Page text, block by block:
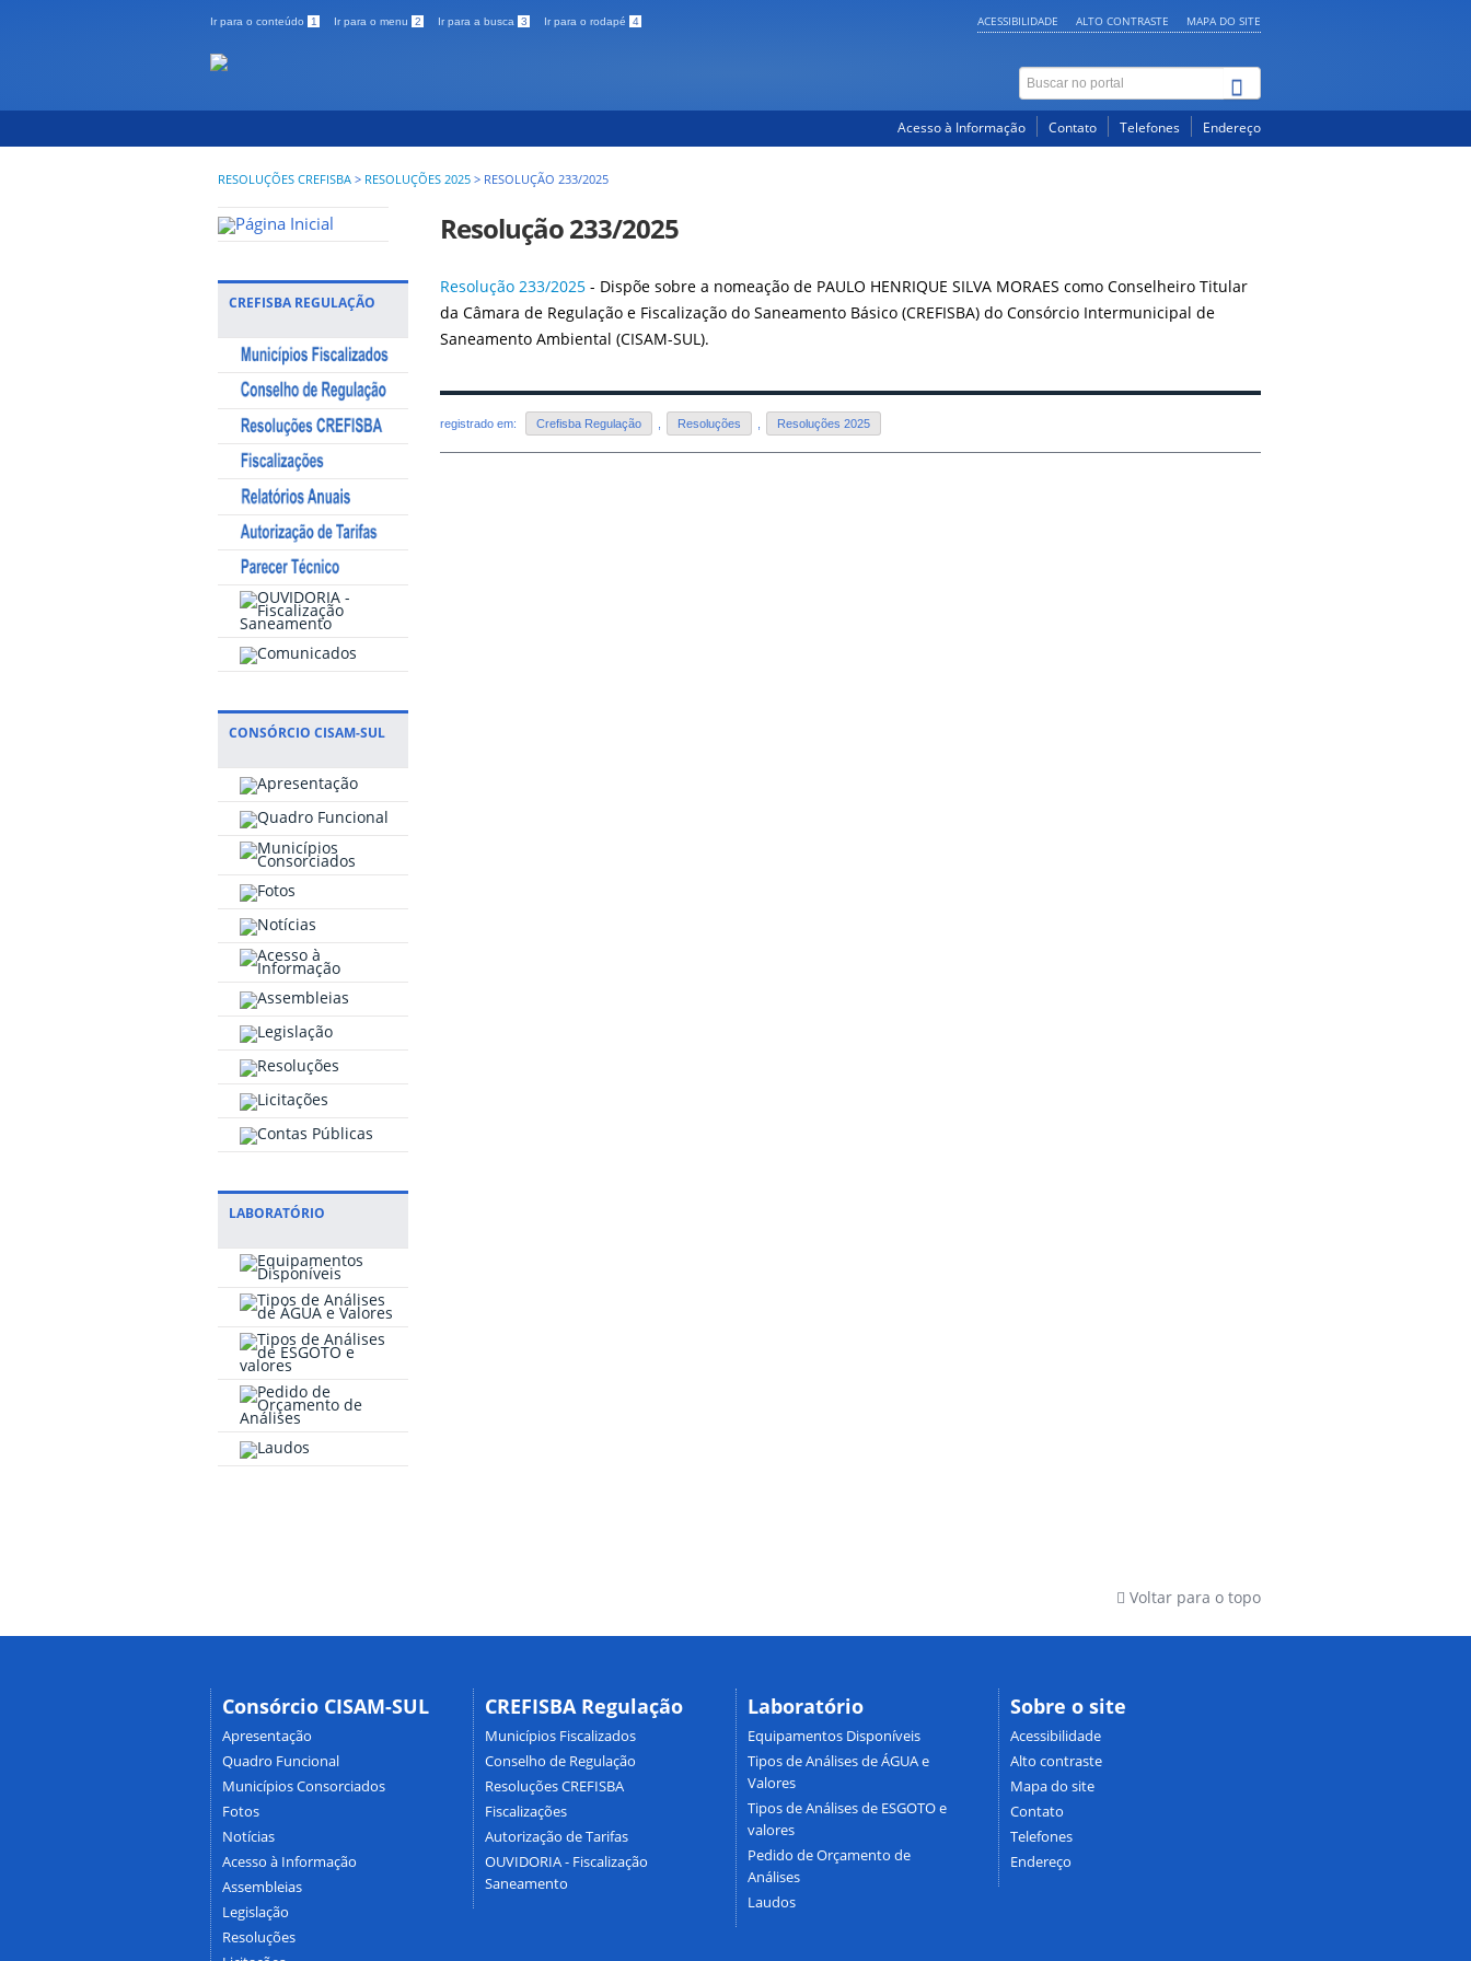
Ir para o conteúdo 1 Ir para o menu 2 Ir para a busca 3 Ir para o rodapé 4 ACESSIBILIDADE ALTO CONTRASTE MAPA DO SITE
Acesso à Informação Contato Telefones Endereço
RESOLUÇÕES CREFISBA > RESOLUÇÕES 2025 > RESOLUÇÃO 233/2025
CREFISBA REGULAÇÃO
CONSÓRCIO CISAM-SUL
LABORATÓRIO
Resolução 233/2025
Resolução 233/2025 - Dispõe sobre a nomeação de PAULO HENRIQUE SILVA MORAES como Conselheiro Titular
da Câmara de Regulação e Fiscalização do Saneamento Básico (CREFISBA) do Consórcio Intermunicipal de
Saneamento Ambiental (CISAM-SUL).
registrado em: Crefisba Regulação Resoluções Resoluções 2025
Voltar para o topo
Consórcio CISAM-SUL
Apresentação
Quadro Funcional
Municípios Consorciados
Fotos
Notícias
Acesso à Informação
Assembleias
Legislação
Resoluções
CREFISBA Regulação
Municípios Fiscalizados
Conselho de Regulação
Resoluções CREFISBA
Fiscalizações
Autorização de Tarifas
OUVIDORIA - Fiscalização
Saneamento
Laboratório
Equipamentos Disponíveis
Tipos de Análises de ÁGUA e
Valores
Tipos de Análises de ESGOTO e
valores
Pedido de Orçamento de
Análises
Laudos
Sobre o site
Acessibilidade
Alto contraste
Mapa do site
Contato
Telefones
Endereço